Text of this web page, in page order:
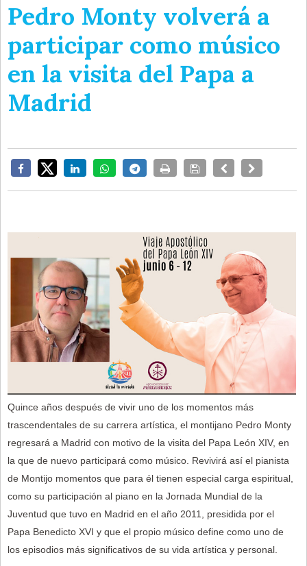
Pedro Monty volverá a
participar como músico
en la visita del Papa a
Madrid
Quince años después de vivir uno de los momentos más
trascendentales de su carrera artística, el montijano Pedro Monty
regresará a Madrid con motivo de la visita del Papa León XIV, en
la que de nuevo participará como músico. Revivirá así el pianista
de Montijo momentos que para él tienen especial carga espiritual,
como su participación al piano en la Jornada Mundial de la
Juventud que tuvo en Madrid en el año 2011, presidida por el
Papa Benedicto XVI y que el propio músico define como uno de
los episodios más significativos de su vida artística y personal.